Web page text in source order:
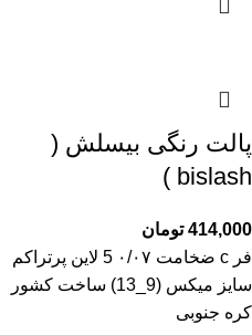
پالت رنگی بیسلش (
bislash )
414,000 تومان
فر c ضخامت ۰/۰۷ 5 لاین پرتراکم
سایز میکس (9_13) ساخت کشور
کره جنوبی